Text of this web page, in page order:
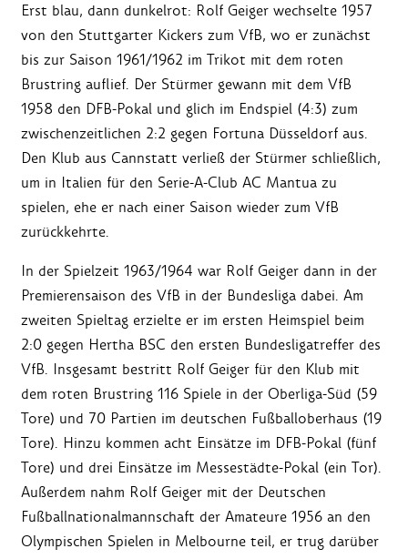
Erst blau, dann dunkelrot: Rolf Geiger wechselte 1957
von den Stuttgarter Kickers zum VfB, wo er zunächst
bis zur Saison 1961/1962 im Trikot mit dem roten
Brustring auflief. Der Stürmer gewann mit dem VfB
1958 den DFB-Pokal und glich im Endspiel (4:3) zum
zwischenzeitlichen 2:2 gegen Fortuna Düsseldorf aus.
Den Klub aus Cannstatt verließ der Stürmer schließlich,
um in Italien für den Serie-A-Club AC Mantua zu
spielen, ehe er nach einer Saison wieder zum VfB
zurückkehrte.
In der Spielzeit 1963/1964 war Rolf Geiger dann in der
Premierensaison des VfB in der Bundesliga dabei. Am
zweiten Spieltag erzielte er im ersten Heimspiel beim
2:0 gegen Hertha BSC den ersten Bundesligatreffer des
VfB. Insgesamt bestritt Rolf Geiger für den Klub mit
dem roten Brustring 116 Spiele in der Oberliga-Süd (59
Tore) und 70 Partien im deutschen Fußballoberhaus (19
Tore). Hinzu kommen acht Einsätze im DFB-Pokal (fünf
Tore) und drei Einsätze im Messestädte-Pokal (ein Tor).
Außerdem nahm Rolf Geiger mit der Deutschen
Fußballnationalmannschaft der Amateure 1956 an den
Olympischen Spielen in Melbourne teil, er trug darüber